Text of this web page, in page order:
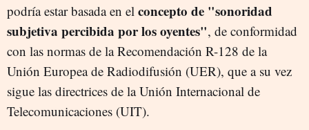
podría estar basada en el concepto de "sonoridad
subjetiva percibida por los oyentes", de conformidad
con las normas de la Recomendación R-128 de la
Unión Europea de Radiodifusión (UER), que a su vez
sigue las directrices de la Unión Internacional de
Telecomunicaciones (UIT).